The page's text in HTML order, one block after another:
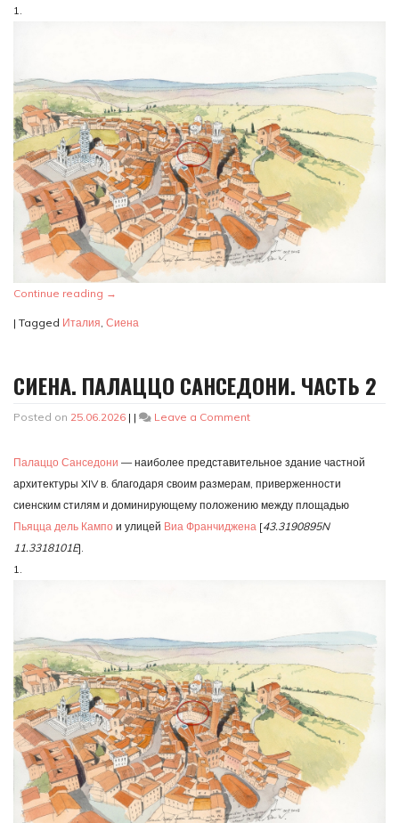
1.
Continue reading →
| Tagged Италия Сиена
СИЕНА. ПАЛАЦЦО САНСЕДОНИ. ЧАСТЬ 2
Posted on 25.06.2026 | | Leave a Commenton
Санседони.
Часть
Палаццо Санседони — наиболее представительное здание частной
архитектуры XIV в. благодаря своим размерам, приверженности
сиенским стилям и доминирующему положению между площадью
Пьяцца дель Кампо и улицей Виа Франчиджена [43.3190895N
11.3318101E].
1.